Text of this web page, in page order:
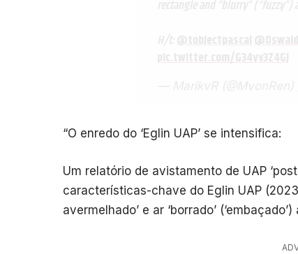
“O enredo do ‘Eglin UAP’ se intensifica:
Um relatório de avistamento de UAP
características-chave do Eglin UAP
avermelhado’ e ar ‘borrado’